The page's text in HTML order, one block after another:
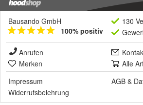
Bausando GmbH
100% positiv
130
Anrufen
Merken
Alle
Impressum
AGB &
Widerrufsbelehrung